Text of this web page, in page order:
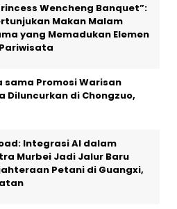
Wencheng Banquet”:
Makan Malam
yang Memadukan Elemen
sama Promosi Warisan
Diluncurkan di Chongzuo,
Integrasi AI dalam
Murbei Jadi Jalur Baru
Petani di Guangxi,